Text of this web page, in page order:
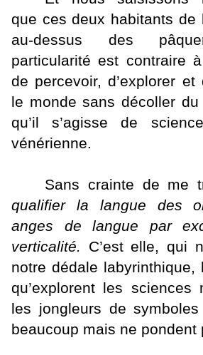
que ces deux habitants de
au-dessus des
particularité est contraire
de percevoir, d’explorer et
le monde sans décoller
qu’il s’agisse de
vénérienne.
Sans crainte de me
qualifier la langue des
anges de langue par
verticalité. C’est elle, qui
notre dédale labyrinthique,
qu’explorent les sciences
les jongleurs de
beaucoup mais ne pondent